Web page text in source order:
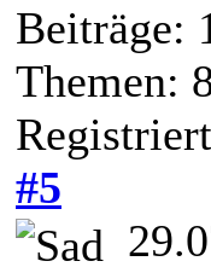
Beiträge:
Themen:
#5